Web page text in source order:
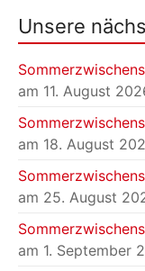
Unsere
am 11. August
am 18. August
am 25. August
am 1. September